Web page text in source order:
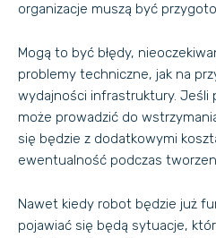
organizacje muszą być
Mogą to być błędy,
problemy techniczne, jak na
wydajności infrastruktury. Jeśli
może prowadzić do
się będzie z dodatkowymi
ewentualność podczas
Nawet kiedy robot będzie już
pojawiać się będą sytuacje,